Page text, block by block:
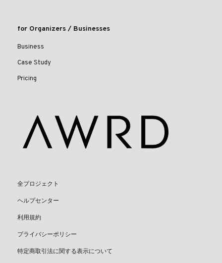
for Organizers / Businesses
Business
Case Study
Pricing
全プロジェクト
ヘルプセンター
利用規約
プライバシーポリシー
特定商取引法に関する表示について